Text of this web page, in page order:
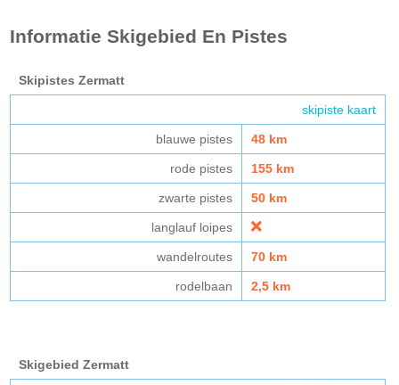
Informatie Skigebied En Pistes
Skipistes Zermatt
skipiste kaart
blauwe pistes 48 km
rode pistes 155 km
zwarte pistes 50 km
langlauf loipes
wandelroutes 70 km
rodelbaan 2,5 km
Skigebied Zermatt